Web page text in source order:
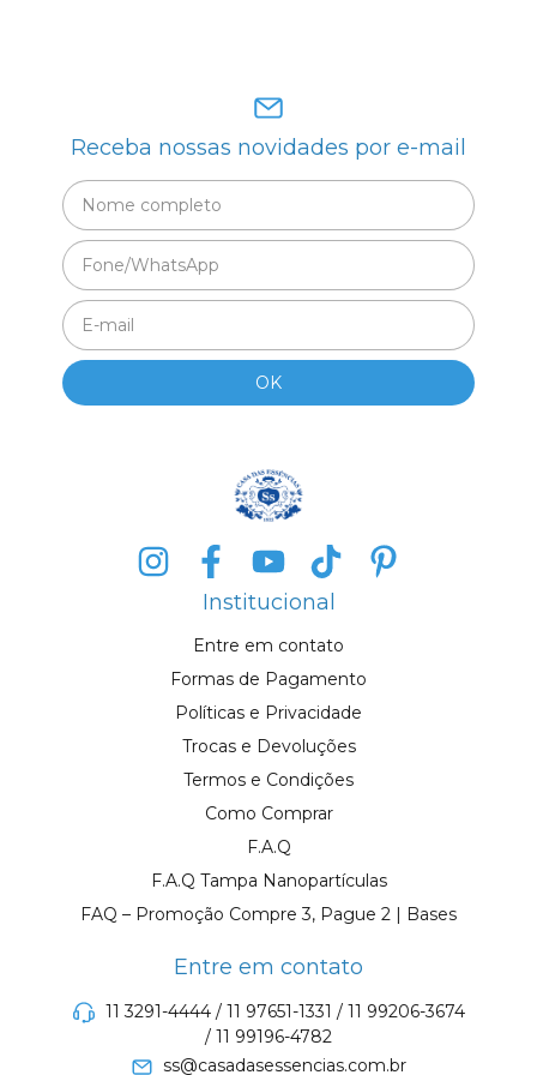
Receba nossas novidades por e-mail
Institucional
Entre em contato
Formas de Pagamento
Políticas e Privacidade
Trocas e Devoluções
Termos e Condições
Como Comprar
F.A.Q
F.A.Q Tampa Nanopartículas
FAQ – Promoção Compre 3, Pague 2 | Bases
Entre em contato
11 3291-4444 / 11 97651-1331 / 11 99206-3674
/ 11 99196-4782
ss@casadasessencias.com.br